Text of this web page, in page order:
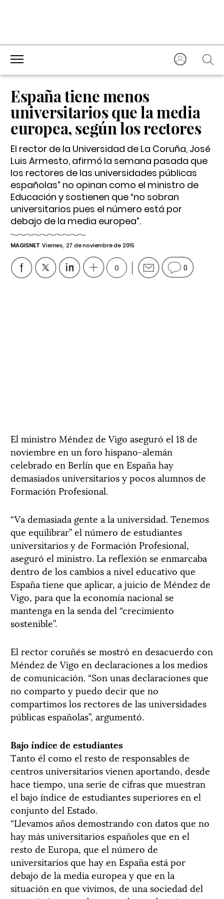
España tiene menos
universitarios que la media
europea, según los rectores
El rector de la Universidad de La Coruña, José
Luis Armesto, afirmó la semana pasada que
los rectores de las universidades públicas
españolas” no opinan como el ministro de
Educación y sostienen que “no sobran
universitarios pues el número está por
debajo de la media europea”.
MAGISNET Viernes, 27 de noviembre de 2015
0 0
El ministro Méndez de Vigo aseguró el 18 de
noviembre en un foro hispano-alemán
celebrado en Berlín que en España hay
demasiados universitarios y pocos alumnos de
Formación Profesional.
“Va demasiada gente a la universidad. Tenemos
que equilibrar” el número de estudiantes
universitarios y de Formación Profesional,
aseguró el ministro. La reflexión se enmarcaba
dentro de los cambios a nivel educativo que
España tiene que aplicar, a juicio de Méndez de
Vigo, para que la economía nacional se
mantenga en la senda del “crecimiento
sostenible”.
El rector coruñés se mostró en desacuerdo con
Méndez de Vigo en declaraciones a los medios
de comunicación. “Son unas declaraciones que
no comparto y puedo decir que no
compartimos los rectores de las universidades
públicas españolas”, argumentó.
Bajo índice de estudiantes
Tanto él como el resto de responsables de
centros universitarios vienen aportando, desde
hace tiempo, una serie de cifras que muestran
el bajo índice de estudiantes superiores en el
conjunto del Estado.
“Llevamos años demostrando con datos que no
hay más universitarios españoles que en el
resto de Europa, que el número de
universitarios que hay en España está por
debajo de la media europea y que en la
situación en que vivimos, de una sociedad del